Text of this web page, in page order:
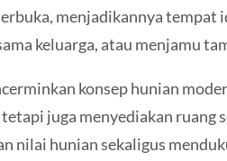
menjadikannya
keluarga, atau menjamu
konsep hunian
juga menyediakan ruang
nilai hunian sekaligus